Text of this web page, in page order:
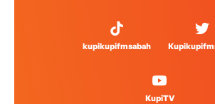
kupikupifmsabah
KupiTV